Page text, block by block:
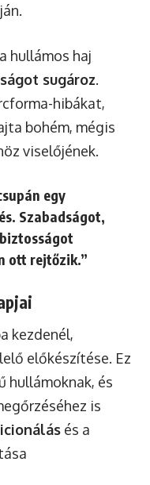
hullámos haj
sugároz.
hibákat,
bohém, mégis
viselőjének.
egy
Szabadságot,
ott rejtőzik.”
kezdenél,
előkészítése. Ez
hullámoknak, és
is
és a